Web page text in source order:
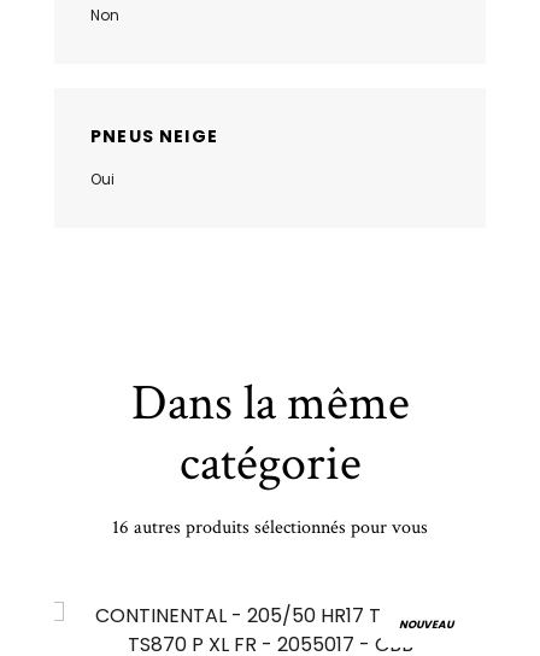
Non
PNEUS NEIGE
Oui
Dans la même
catégorie
16 autres produits sélectionnés pour vous
NOUVEAU